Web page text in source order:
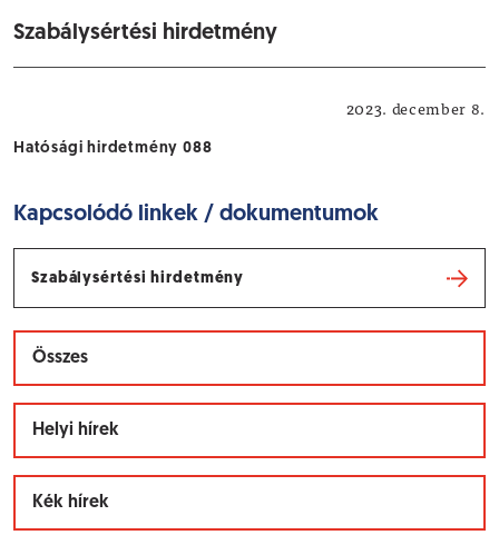
Szabálysértési hirdetmény
2023. december 8.
Hatósági hirdetmény 088
Kapcsolódó linkek / dokumentumok
Szabálysértési hirdetmény
Összes
Helyi hírek
Kék hírek